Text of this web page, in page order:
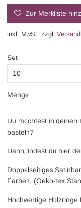
Zur Merkliste
inkl. MwSt. zzgl.
Set
Menge
Du möchtest in deinen
basteln?
Dann findest du hier
Doppelseitiges
Farben. (Oeko-tex
Hochwertige Holzringe